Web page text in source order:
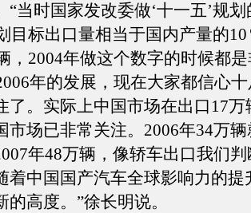
“当时国家发改委做‘十一五’规
目标出口量相当于国内产量的
，2004年做这个数字的时候都
年的发展，现在大家都信心
了。实际上中国市场在出口17
市场已非常关注。2006年34万
年48万辆，像轿车出口我们
着中国国产汽车全球影响力的提
的高度。”徐长明说。